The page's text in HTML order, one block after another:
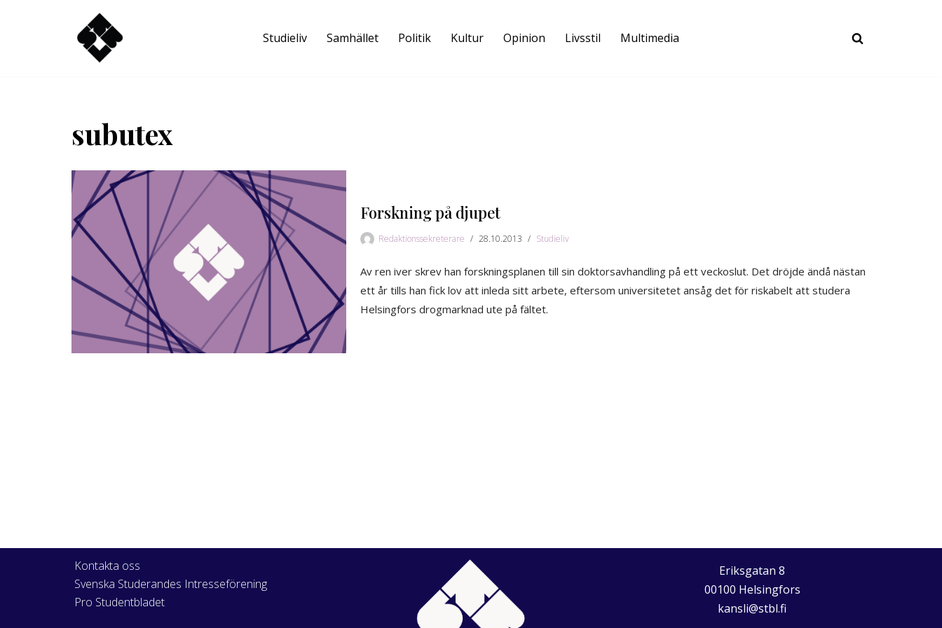
Studieliv Samhället Politik Kultur Opinion Livsstil Multimedia
subutex
Forskning på djupet
Redaktionssekreterare 28.10.2013 Studieliv
Av ren iver skrev han forskningsplanen till sin doktorsavhandling på ett veckoslut. Det dröjde ändå nästan
ett år tills han fick lov att inleda sitt arbete, eftersom universitetet ansåg det för riskabelt att studera
Helsingfors drogmarknad ute på fältet.
Kontakta oss
Svenska Studerandes Intresseförening
Pro Studentbladet
Eriksgatan 8
00100 Helsingfors
kansli@stbl.fi